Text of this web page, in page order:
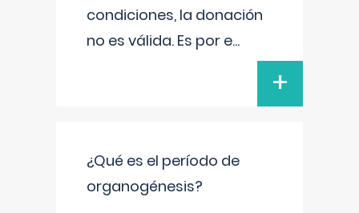
condiciones, la donación
no es válida. Es por e...
+
¿Qué es el período de
organogénesis?